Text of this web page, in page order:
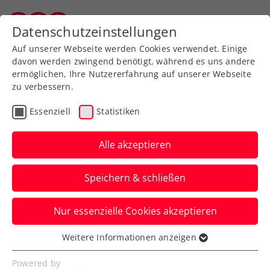
Zurück zur Newsübersicht
ATP
Neumayer bei Italien-
Challenger erst im Finale
gestoppt
Der Staatsmeister nähert sich den Top
200 der Welt an.
Verfasst von: , 13.08.2023
Datenschutzeinstellungen
Auf unserer Webseite werden Cookies verwendet. Einige
davon werden zwingend benötigt, während es uns andere
ermöglichen, Ihre Nutzererfahrung auf unserer Webseite
zu verbessern.
Essenziell Statistiken
Alle akzeptieren
Speichern & schließen
Nur essenzielle Cookies akzeptieren
Essenziell
Essenzielle Cookies werden für grundlegende
Weitere Informationen anzeigen
Powered by